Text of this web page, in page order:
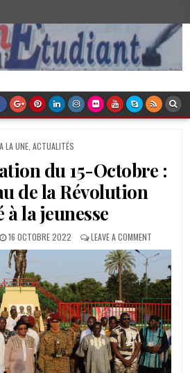
POSTED
A LA UNE ACTUALITÉS
du 15-Octobre :
de la Révolution
à la jeunesse
PUBLISHED
DATE:
16 OCTOBRE 2022 LEAVE A COMMENT
DU
OCTOBRE
:
LE
FLAMBEAU
DE
LA
PASSÉ